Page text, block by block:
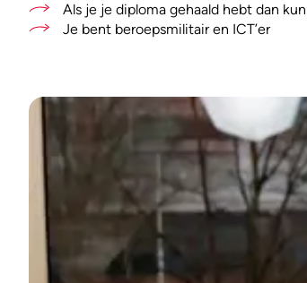
Als je je diploma gehaald hebt dan
Je bent beroepsmilitair en ICT’er